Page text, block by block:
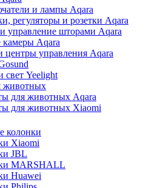
и лампы Aqara
регуляторы и розетки Aqara
управление шторами Aqara
Aqara
центры управления Aqara
Yeelight
животных
для животных Aqara
для животных Xiaomi
колонки
Xiaomi
JBL
MARSHALL
Huawei